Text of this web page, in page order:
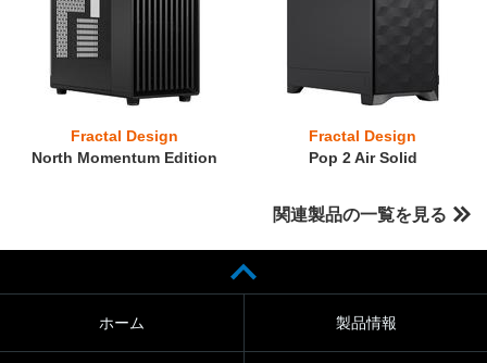
Fractal Design
North Momentum Edition
Fractal Design
Pop 2 Air Solid
関連製品の一覧を見る
ホーム 製品情報